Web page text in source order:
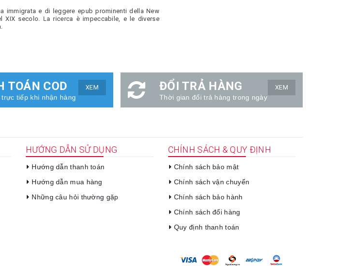
immigrata e di leggere epub prominenti della New
secolo. La ricerca è impeccabile, e le diverse
TOÁN COD
tiếp khi nhận hàng
XEM ĐỔI TRẢ HÀNG
Thời gian đổi trả hàng trong ngày
XEM
HƯỚNG DẪN SỬ DỤNG
Hướng dẫn thanh toán
Hướng dẫn mua hàng
Những câu hỏi thường gặp
CHÍNH SÁCH & QUY ĐỊNH
Chính sách bảo mật
Chính sách vận chuyển
Chính sách bảo hành
Chính sách đổi hàng
Quy định thanh toán